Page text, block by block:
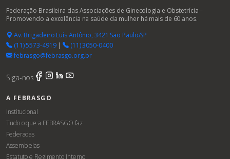
Federação Brasileira das Associações de Ginecologia e Obstetrícia –
Promovendo a excelência na saúde da mulher há mais de 60 anos.
Av. Brigadeiro Luís Antônio, 3421 São Paulo/SP
(11) 5573-4919|
(11) 3050-0400
febrasgo@febrasgo.org.br
Siga-nos
A FEBRASGO
Institucional
Tudo o que a FEBRASGO faz
Federadas
Assembleias
Estatuto e Regimento Interno